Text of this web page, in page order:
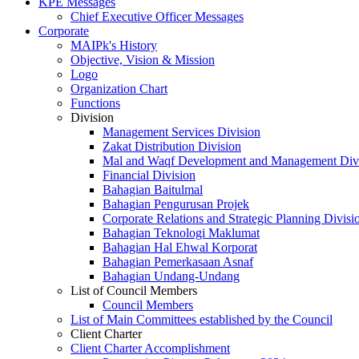
Chief Executive Officer Messages
Corporate
MAIPk's History
Objective, Vision & Mission
Logo
Organization Chart
Functions
Division
Management Services Division
Zakat Distribution Division
Mal and Waqf Development and Management
Financial Division
Bahagian Baitulmal
Bahagian Pengurusan Projek
Corporate Relations and Strategic Planning
Bahagian Teknologi Maklumat
Bahagian Hal Ehwal Korporat
Bahagian Pemerkasaan Asnaf
Bahagian Undang-Undang
List of Council Members
Council Members
List of Main Committees established by the Council
Client Charter
Client Charter Accomplishment